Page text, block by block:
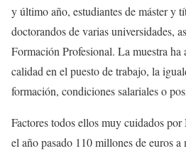
y último año, estudiantes de máster y
doctorandos de varias universidades,
Formación Profesional. La muestra
calidad en el puesto de trabajo, la
formación, condiciones salariales o
Factores todos ellos muy cuidados
el año pasado 110 millones de euros